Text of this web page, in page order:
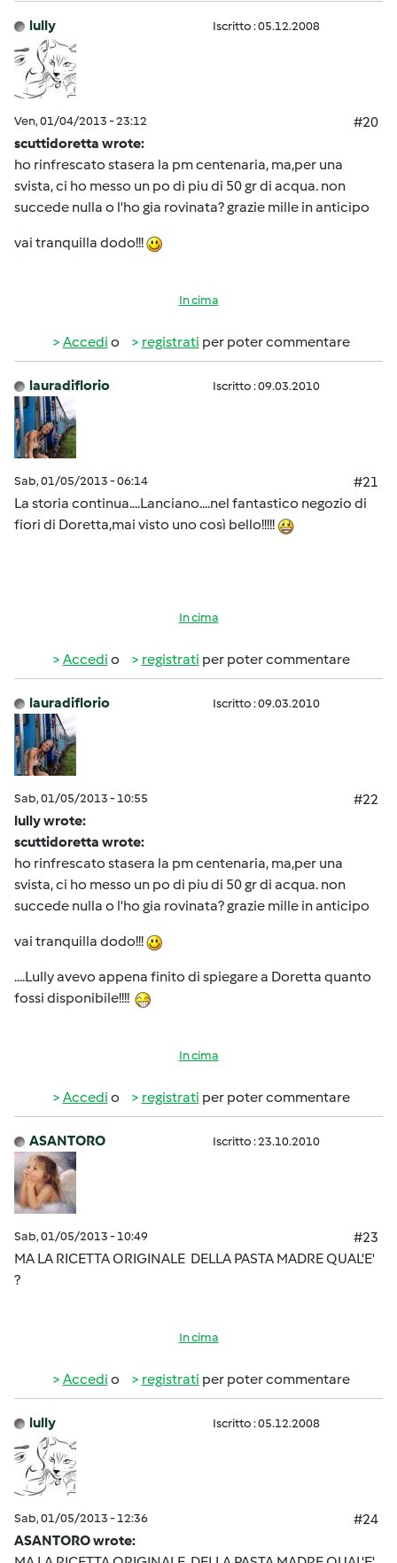
lully Iscritto : 05.12.2008
Ven, 01/04/2013 - 23:12
#20
scuttidoretta wrote:
ho rinfrescato stasera la pm centenaria, ma,per una
svista, ci ho messo un po di piu di 50 gr di acqua. non
succede nulla o l'ho gia rovinata? grazie mille in anticipo
vai tranquilla dodo!!!
In cima
Accedi o registrati per poter commentare
lauradiflorio Iscritto : 09.03.2010
Sab, 01/05/2013 - 06:14
#21
La storia continua....Lanciano....nel fantastico negozio di
fiori di Doretta,mai visto uno così bello!!!!!
In cima
Accedi o registrati per poter commentare
lauradiflorio Iscritto : 09.03.2010
Sab, 01/05/2013 - 10:55
#22
lully wrote:
scuttidoretta wrote:
ho rinfrescato stasera la pm centenaria, ma,per una
svista, ci ho messo un po di piu di 50 gr di acqua. non
succede nulla o l'ho gia rovinata? grazie mille in anticipo
vai tranquilla dodo!!!
....Lully avevo appena finito di spiegare a Doretta quanto
fossi disponibile!!!!
In cima
Accedi o registrati per poter commentare
ASANTORO Iscritto : 23.10.2010
Sab, 01/05/2013 - 10:49
#23
MA LA RICETTA ORIGINALE DELLA PASTA MADRE QUAL'E'
?
In cima
Accedi o registrati per poter commentare
lully Iscritto : 05.12.2008
Sab, 01/05/2013 - 12:36
#24
ASANTORO wrote: